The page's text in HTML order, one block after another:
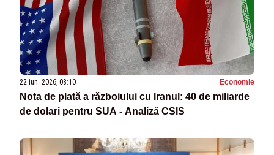
22 iun. 2026, 08:10 Economie
Nota de plată a războiului cu Iranul: 40 de miliarde
de dolari pentru SUA - Analiză CSIS